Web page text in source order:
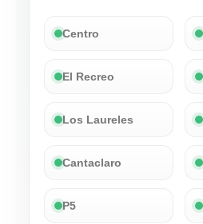
Centro
El Recreo
Los Laureles
Cantaclaro
P5